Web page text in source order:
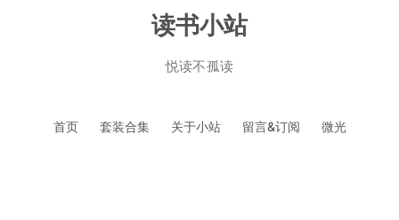
读书小站
悦读不孤读
首页 套装合集 关于小站 留言&订阅 微光